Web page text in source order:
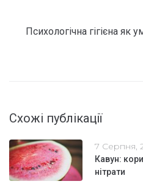
Психологічна гігієна як
Схожі публікації
7 Серпня,
Кавун:
нітрати